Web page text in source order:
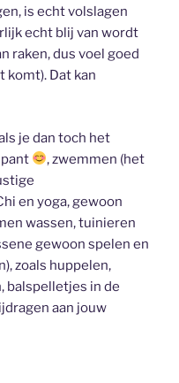
is echt volslagen
echt blij van wordt
raken, dus voel goed
komt). Dat kan
je dan toch het
, zwemmen (het
en yoga, gewoon
wassen, tuinieren
gewoon spelen en
zoals huppelen,
balspelletjes in de
aan jouw